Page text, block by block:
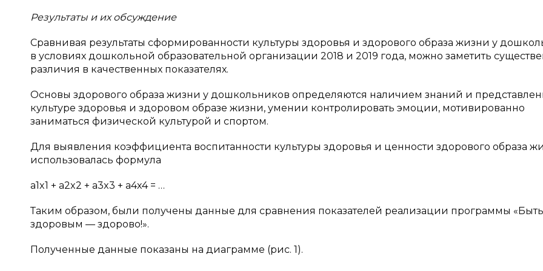
Результаты и их обсуждение
Сравнивая результаты сформированности культуры здоровья и здорового образа жизни у
в условиях дошкольной образовательной организации 2018 и 2019 года, можно заметить
различия в качественных показателях.
Основы здорового образа жизни у дошкольников определяются наличием знаний и
культуре здоровья и здоровом образе жизни, умении контролировать эмоции, мотивированно
заниматься физической культурой и спортом.
Для выявления коэффициента воспитанности культуры здоровья и ценности здорового образа
использовалась формула
a1x1 + a2x2 + a3x3 + а4х4 = …
Таким образом, были получены данные для сравнения показателей реализации программы «Быть
здоровым — здорово!».
Полученные данные показаны на диаграмме (рис. 1).